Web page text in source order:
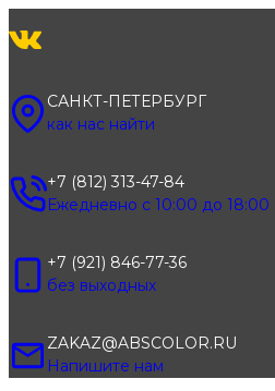
к
САНКТ-ПЕТЕРБУРГ
как нас найти
+7 (812) 313-47-84
Ежедневно с 10:00 до 18:00
+7 (921) 846-77-36
без выходных
ZAKAZ@ABSCOLOR.RU
Напишите нам